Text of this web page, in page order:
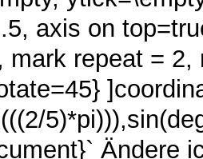
axis on
mark repeat =
Ändere